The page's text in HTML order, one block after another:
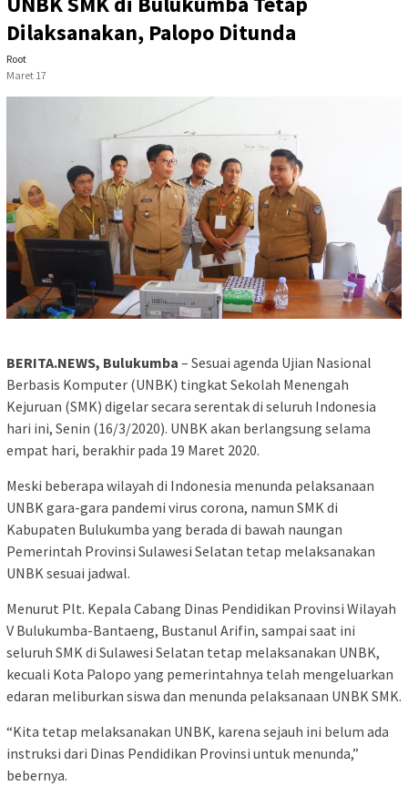
Dilaksanakan, Palopo Ditunda
Root
Maret 17
BERITA.NEWS, Bulukumba – Sesuai agenda Ujian Nasional
Berbasis Komputer (UNBK) tingkat Sekolah Menengah
Kejuruan (SMK) digelar secara serentak di seluruh Indonesia
hari ini, Senin (16/3/2020). UNBK akan berlangsung selama
empat hari, berakhir pada 19 Maret 2020.
Meski beberapa wilayah di Indonesia menunda pelaksanaan
UNBK gara-gara pandemi virus corona, namun SMK di
Kabupaten Bulukumba yang berada di bawah naungan
Pemerintah Provinsi Sulawesi Selatan tetap melaksanakan
UNBK sesuai jadwal.
Menurut Plt. Kepala Cabang Dinas Pendidikan Provinsi Wilayah
V Bulukumba-Bantaeng, Bustanul Arifin, sampai saat ini
seluruh SMK di Sulawesi Selatan tetap melaksanakan UNBK,
kecuali Kota Palopo yang pemerintahnya telah mengeluarkan
edaran meliburkan siswa dan menunda pelaksanaan UNBK SMK.
“Kita tetap melaksanakan UNBK, karena sejauh ini belum ada
instruksi dari Dinas Pendidikan Provinsi untuk menunda,”
bebernya.